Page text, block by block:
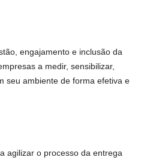
engajamento e inclusão da
a medir, sensibilizar,
seu ambiente de forma efetiva e
agilizar o processo da entrega